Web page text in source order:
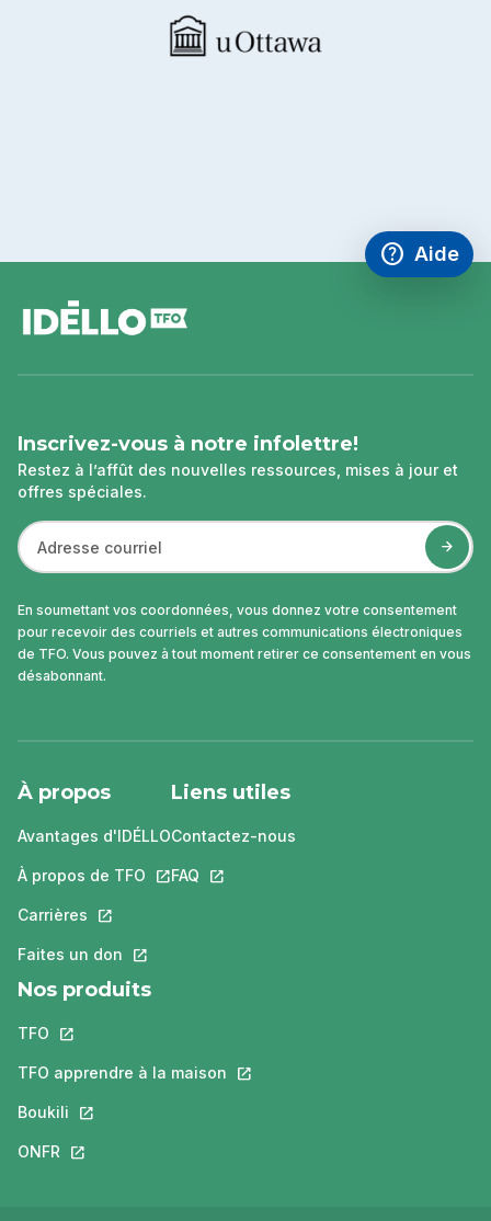
help
Accéder à
Aide
,Ce lien
de
page
Inscrivez-vous à notre infolettre!
Restez à l’affût des nouvelles ressources, mises à jour et
offres spéciales.
En soumettant vos coordonnées, vous donnez votre consentement
pour recevoir des courriels et autres communications électroniques
de TFO. Vous pouvez à tout moment retirer ce consentement en vous
désabonnant.
À propos
Avantages d'IDÉLLO
À propos de TFO Ce lien s'ouvrira dans un nouvel onglet.
Carrières Ce lien s'ouvrira dans un nouvel onglet.
Faites un don Ce lien s'ouvrira dans un nouvel onglet.
Liens utiles
Contactez-nous
FAQ Ce lien s'ouvrira dans un nouvel
Nos produits
TFO Ce lien s'ouvrira dans un nouvel onglet.
TFO apprendre à la maison Ce lien s'ouvrira dans un nouvel
Boukili Ce lien s'ouvrira dans un nouvel onglet.
ONFR Ce lien s'ouvrira dans un nouvel onglet.